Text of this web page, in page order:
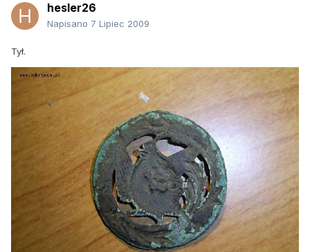
hesler26
Napisano 7 Lipiec 2009
Tył.